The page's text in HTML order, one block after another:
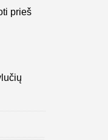
prieš